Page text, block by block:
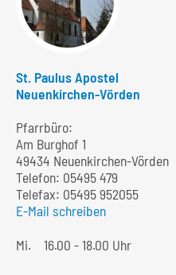
St. Paulus Apostel
Neuenkirchen-Vörden
Pfarrbüro:
Am Burghof 1
49434 Neuenkirchen-Vörden
Telefon: 05495 479
Telefax: 05495 952055
E-Mail schreiben
Mi.
16.00 - 18.00 Uhr